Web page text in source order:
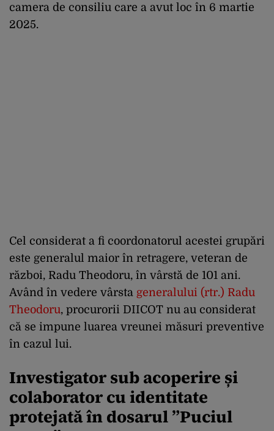
camera de consiliu care a avut loc în 6 martie
2025.
Cel considerat a fi coordonatorul acestei grupări
este generalul maior în retragere, veteran de
război, Radu Theodoru, în vârstă de 101 ani.
Având în vedere vârsta generalului (rtr.) Radu
Theodoru, procurorii DIICOT nu au considerat
că se impune luarea vreunei măsuri preventive
în cazul lui.
Investigator sub acoperire și
colaborator cu identitate
protejată în dosarul ”Puciul